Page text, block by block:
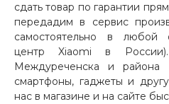
сдать товар по гарантии
передадим в сервис
самостоятельно в любой
центр Xiaomi в
Междуреченска и района
смартфоны, гаджеты и
нас в магазине и на сайте